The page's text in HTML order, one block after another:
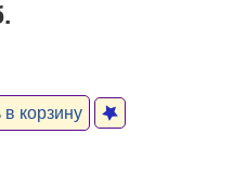
корзину